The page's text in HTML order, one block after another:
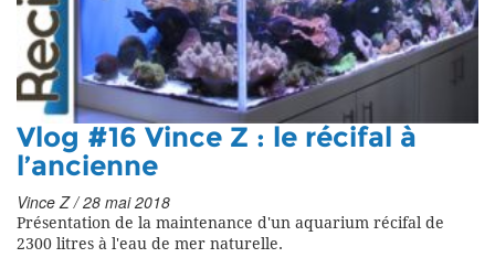
Vlog #16 Vince Z : le récifal à
l’ancienne
Vince Z / 28 mai 2018
Présentation de la maintenance d'un aquarium récifal de
2300 litres à l'eau de mer naturelle.